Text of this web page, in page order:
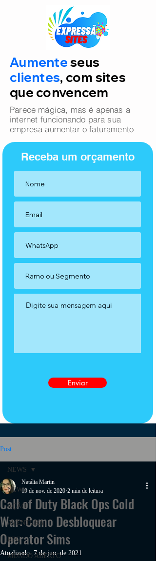
Aumenteseus
clientes, com sites
que convencem
Parece mágica, mas é apenas a
internet funcionando para sua
empresa aumentar o faturamento
Receba um orçamento
Enviar
Post
NEWS
AÇÃO
AVENTURA
RPG
MUNDO ABERTO
NEWS
Call of Duty Black Ops Cold
War: Como Desbloquear
Operator Sims
Natália Martin
19 de nov. de 2020 2 min de leitura
Atualizado: 7 de jun. de 2021